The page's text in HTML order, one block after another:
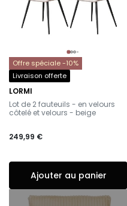
Offre spéciale -10%
Livraison offerte
LORMI
-Lot de 2 fauteuils - en velours
côtelé et velours - beige
249,99 €
Ajouter au panier